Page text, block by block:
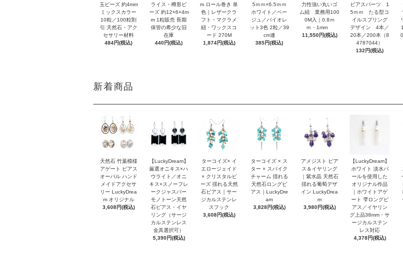
玉ビーズ 約4mm
ミックスカラー
10粒／100粒割
引 天然石・アク
セサリー材料
484円(税込)
ライス・樽形ビ
ーズ 約12×6×4m
m 1粒販売 長期
保管の希少な旧
在庫
440円(税込)
m ロール巻き 単
色｜レザークラ
フト・マクラメ
紐・ワックスコ
ード 270M
1,874円(税込)
5ｍｍ×6.5ｍｍ
ホワイト／ベー
ジュ／バイオレ
ット3色 2粒／39
cm連
385円(税込)
力性強い丸いゴ
ム紐 業務用100
0M入｜0.8ｍ
ｍ・1mm
11,550円(税込)
ピアスパーツ 1
5ｍｍ たる型コ
イルスプリング
デザイン 4本／
20本／200本（8
4787044）
132円(税込)
新着商品
天然石 竹葉模様
アゲート ピアス
オーバル ハンド
メイドアクセサ
リー LuckyDrea
m オリジナル
3,608円(税込)
【LuckyDream】
厳選オニキス×ハ
ウライト／オニ
キス×スノーフレ
ークジャスパー
モノトーン天然
石ピアス・イヤ
リング（サージ
カルステンレス
金具選択可）
5,390円(税込)
ターコイズ× イ
エロージェイド
× クリスタルビ
ーズ 揺れる天然
石ピアス｜サー
ジカルステンレ
スフック
3,608円(税込)
ターコイズ × ス
ター × スパイク
チャーム 揺れる
天然石ロングピ
アス｜LuckyDre
am
3,828円(税込)
アメジスト ピア
ス＆イヤリング
｜紫水晶 天然石
揺れる葡萄デザ
イン LuckyDrea
m
3,980円(税込)
【LuckyDream】
ホワイト 淡水パ
ールを使用した
オリジナル作品
｜ホワイトアゲ
ート 雫ロングピ
アス／イヤリン
グ上品38mm・サ
ージカルステン
レス対応
4,378円(税込)